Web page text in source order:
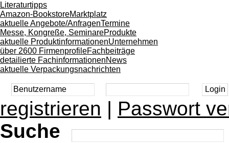
Literaturtipps
Amazon-BookstoreMarktplatz
aktuelle Angebote/AnfragenTermine
Messe, Kongreße, SeminareProdukte
aktuelle ProduktinformationenUnternehmen
über 2600 FirmenprofileFachbeiträge
detailierte FachinformationenNews
aktuelle Verpackungsnachrichten
registrieren | Passwort
Suche